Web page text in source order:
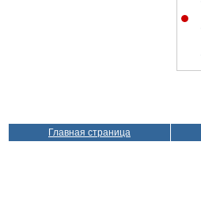
Главная страница